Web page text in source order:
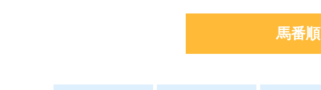
馬番順